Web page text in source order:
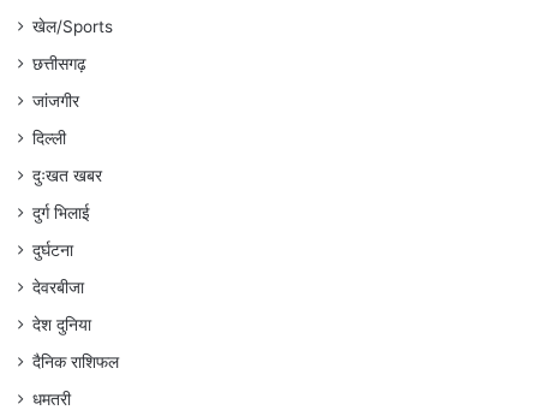
खेल/Sports
छत्तीसगढ़
जांजगीर
दिल्ली
दुःखत खबर
दुर्ग भिलाई
दुर्घटना
देवरबीजा
देश दुनिया
दैनिक राशिफल
धमतरी